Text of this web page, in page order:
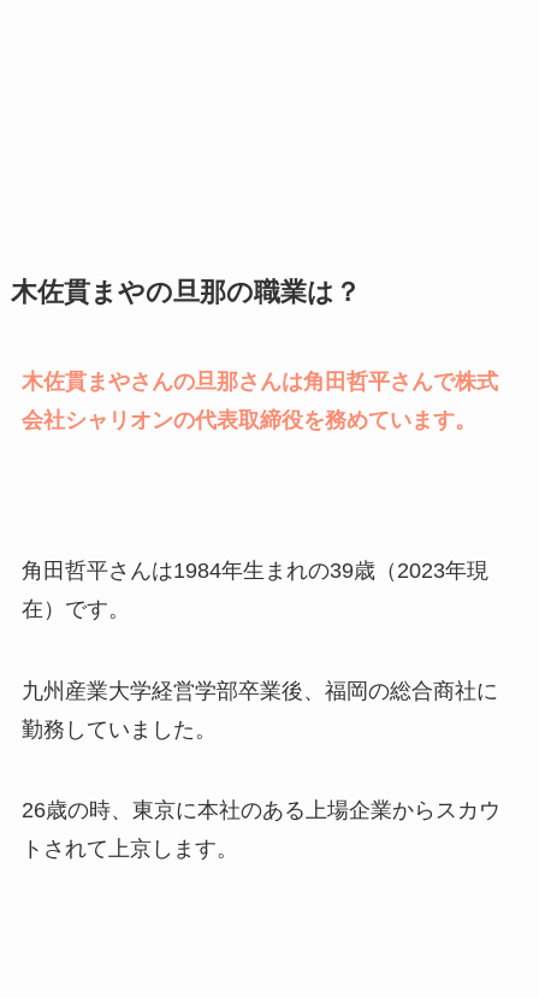
木佐貫まやの旦那の職業は？
木佐貫まやさんの旦那さんは角田哲平さんで株式
会社シャリオンの代表取締役を務めています。
角田哲平さんは1984年生まれの39歳（2023年現
在）です。
九州産業大学経営学部卒業後、福岡の総合商社に
勤務していました。
26歳の時、東京に本社のある上場企業からスカウ
トされて上京します。